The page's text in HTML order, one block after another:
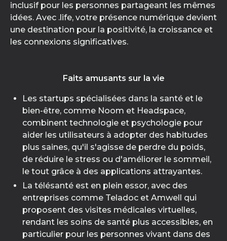
inclusif pour les personnes partageant les mêmes
idées. Avec .life, votre présence numérique devient
une destination pour la positivité, la croissance et
les connexions significatives.
Faits amusants sur la vie
Les startups spécialisées dans la santé et le
bien-être, comme Noom et Headspace,
combinent technologie et psychologie pour
aider les utilisateurs à adopter des habitudes
plus saines, qu'il s'agisse de perdre du poids,
de réduire le stress ou d'améliorer le sommeil,
le tout grâce à des applications attrayantes.
La télésanté est en plein essor, avec des
entreprises comme Teladoc et Amwell qui
proposent des visites médicales virtuelles,
rendant les soins de santé plus accessibles, en
particulier pour les personnes vivant dans des